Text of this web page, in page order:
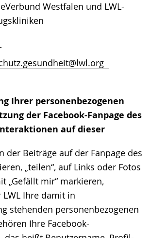
Westfalen und LWL-
Ihrer personenbezogenen
der Facebook-Fanpage des
auf dieser
der Beiträge auf der Fanpage des
„teilen“, auf Links oder Fotos
„Gefällt mir“ markieren,
Ihre damit in
stehenden personenbezogenen
Ihre Facebook-